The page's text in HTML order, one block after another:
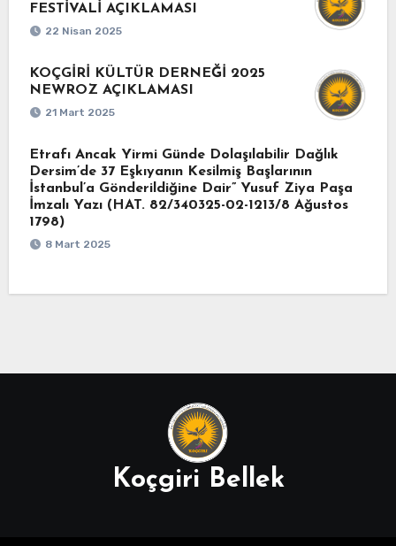
FESTİVALİ AÇIKLAMASI
22 Nisan 2025
KOÇGİRİ KÜLTÜR DERNEĞİ 2025
NEWROZ AÇIKLAMASI
21 Mart 2025
Etrafı Ancak Yirmi Günde Dolaşılabilir Dağlık
Dersim’de 37 Eşkıyanın Kesilmiş Başlarının
İstanbul’a Gönderildiğine Dair” Yusuf Ziya Paşa
İmzalı Yazı (HAT. 82/340325-02-1213/8 Ağustos
1798)
8 Mart 2025
Koçgiri Bellek